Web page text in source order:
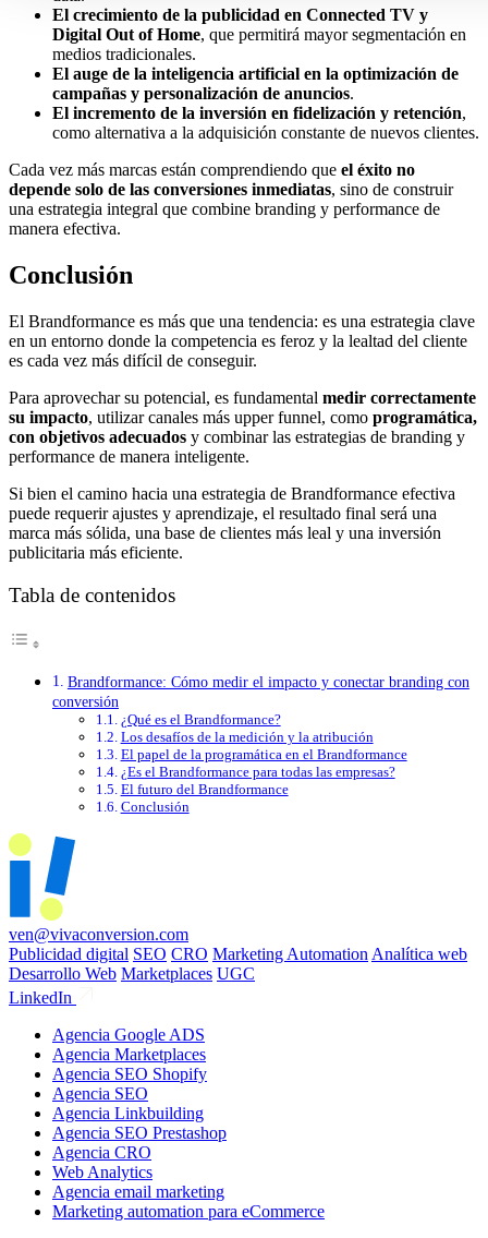
El crecimiento de la publicidad en Connected TV y
Digital Out of Home, que permitirá mayor segmentación en
medios tradicionales.
El auge de la inteligencia artificial en la optimización de
campañas y personalización de anuncios.
El incremento de la inversión en fidelización y retención,
como alternativa a la adquisición constante de nuevos clientes.
Cada vez más marcas están comprendiendo que el éxito no
depende solo de las conversiones inmediatas, sino de construir
una estrategia integral que combine branding y performance de
manera efectiva.
Conclusión
El Brandformance es más que una tendencia: es una estrategia clave
en un entorno donde la competencia es feroz y la lealtad del cliente
es cada vez más difícil de conseguir.
Para aprovechar su potencial, es fundamental medir correctamente
su impacto, utilizar canales más upper funnel, como programática,
con objetivos adecuados y combinar las estrategias de branding y
performance de manera inteligente.
Si bien el camino hacia una estrategia de Brandformance efectiva
puede requerir ajustes y aprendizaje, el resultado final será una
marca más sólida, una base de clientes más leal y una inversión
publicitaria más eficiente.
Tabla de contenidos
Brandformance: Cómo medir el impacto y conectar branding con
conversión
¿Qué es el Brandformance?
Los desafíos de la medición y la atribución
El papel de la programática en el Brandformance
¿Es el Brandformance para todas las empresas?
El futuro del Brandformance
Conclusión
ven@vivaconversion.com
Publicidad digital SEO CRO Marketing AutomationAnalítica web
Desarrollo Web Marketplaces UGC
LinkedIn
Agencia Google ADS
Agencia Marketplaces
Agencia SEO Shopify
Agencia SEO
Agencia Linkbuilding
Agencia SEO Prestashop
Agencia CRO
Web Analytics
Agencia email marketing
Marketing automation para eCommerce